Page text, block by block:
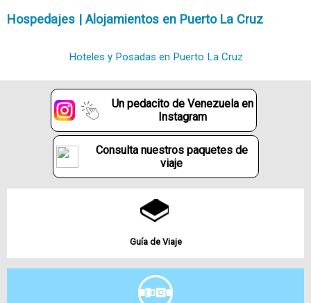
Hospedajes | Alojamientos en Puerto La Cruz
Hoteles y Posadas en Puerto La Cruz
Un pedacito de Venezuela en
Instagram
Consulta nuestros paquetes de
viaje
Guía de Viaje